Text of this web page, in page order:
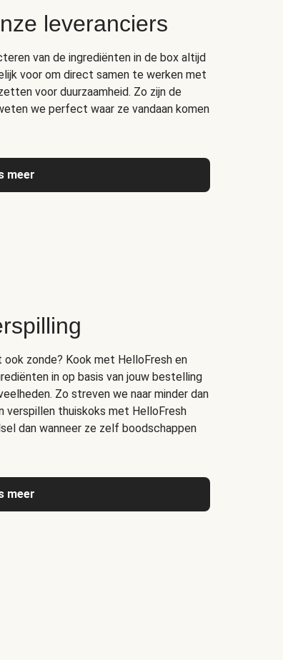
leveranciers
van de ingrediënten in de box altijd
voor om direct samen te werken met
voor duurzaamheid. Zo zijn de
we perfect waar ze vandaan komen
meer
zonde? Kook met HelloFresh en
in op basis van jouw bestelling
Zo streven we naar minder dan
verspillen thuiskoks met HelloFresh
dan wanneer ze zelf boodschappen
meer